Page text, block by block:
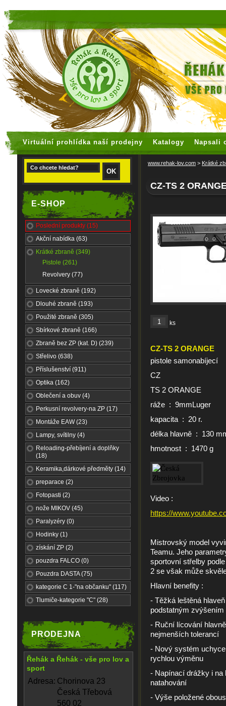
Virtuální prohlídka naší prodejny Katalogy Napsali
E-SHOP
Poslední produkty (15)
Akční nabídka (63)
Krátké zbraně (349)
Pistole (261)
Revolvery (77)
Lovecké zbraně (192)
Dlouhé zbraně (193)
Použité zbraně (305)
Sbírkové zbraně (166)
Zbraně bez ZP (kat. D) (239)
Střelivo (638)
Příslušenství (911)
Optika (162)
Oblečení a obuv (4)
Perkusní revolvery-na ZP (17)
Montáže EAW (23)
Lampy, svítilny (4)
Reloading-přebíjení a doplňky
(18)
Keramika,dárkové předměty (14)
preparace (2)
Fotopasti (2)
nože MIKOV (45)
Paralyzéry (0)
Hodinky (1)
získání ZP (2)
pouzdra FALCO (0)
Pouzdra DASTA (75)
kategorie C 1-"na občanku" (117)
Tlumiče-kategorie "C" (28)
PRODEJNA
Řehák a Řehák - vše pro lov a
sport
Adresa: Chorinova 23
Česká Třebová
560 02
www.rehak-lov.com > Krátké
CZ-TS 2
ks
CZ-TS 2 ORANGE
pistole samonabíjecí
CZ
TS 2 ORANGE
ráže : 9mmLuger
kapacita : 20 r.
délka hlavně : 130
hmotnost : 1470 g
Video :
https://
Mistrovský model
Teamu. Jeho
sportovní střelby
2 se však může
Hlavní benefity :
- Těžká leštěná
podstatným zvýšením
- Ruční lícování
nejmenších tolerancí
- Nový systém
rychlou výměnu
- Napínací drážky i na
natahování
- Výše položené